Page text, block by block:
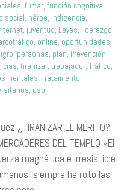
, fumar, función cognitiva,
social, héroe, indigencia,
, juventud, Leyes, liderazgo,
, online, oportunidades,
, personas, plan, Prevención,
, tiranizar, trabajador, Tráfico,
mentales, Tratamiento,
, uso,
¿TIRANIZAR EL MÉRITO?
DEL TEMPLO «El
magnética e irresistible
siempre ha roto las